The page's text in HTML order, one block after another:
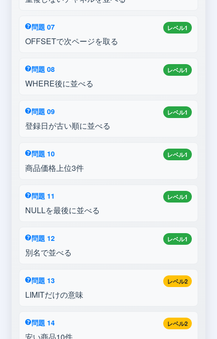
レベル1
問題 07
OFFSETで次ページを取る
レベル1
問題 08
WHERE後に並べる
レベル1
問題 09
登録日が古い順に並べる
レベル1
問題 10
商品価格上位3件
レベル1
問題 11
NULLを最後に並べる
レベル1
問題 12
別名で並べる
レベル2
問題 13
LIMITだけの意味
レベル2
問題 14
安い商品10件